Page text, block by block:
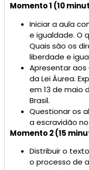
Momento 1 (10
Iniciar a aula
e igualdade. O
Quais são os
liberdade e
Apresentar
da Lei Áurea.
em 13 de maio
Brasil.
Questionar os
a escravidão no
Momento 2 (15
Distribuir o
o processo de